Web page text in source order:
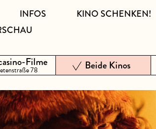
INFOS KINO SCHENKEN!
Filme
78 Beide Kinos